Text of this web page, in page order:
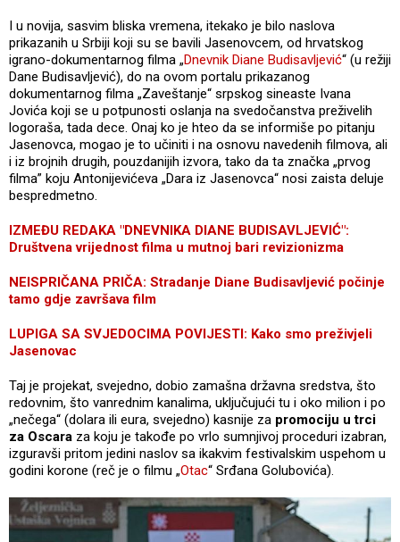
I u novija, sasvim bliska vremena, itekako je bilo naslova
prikazanih u Srbiji koji su se bavili Jasenovcem, od hrvatskog
igrano-dokumentarnog filma „Dnevnik Diane Budisavljević“ (u režiji
Dane Budisavljević), do na ovom portalu prikazanog
dokumentarnog filma „Zaveštanje“ srpskog sineaste Ivana
Jovića koji se u potpunosti oslanja na svedočanstva preživelih
logoraša, tada dece. Onaj ko je hteo da se informiše po pitanju
Jasenovca, mogao je to učiniti i na osnovu navedenih filmova, ali
i iz brojnih drugih, pouzdanijih izvora, tako da ta značka „prvog
filma” koju Antonijevićeva „Dara iz Jasenovca“ nosi zaista deluje
bespredmetno.
IZMEĐU REDAKA "DNEVNIKA DIANE BUDISAVLJEVIĆ":
Društvena vrijednost filma u mutnoj bari revizionizma
NEISPRIČANA PRIČA: Stradanje Diane Budisavljević počinje
tamo gdje završava film
LUPIGA SA SVJEDOCIMA POVIJESTI: Kako smo preživjeli
Jasenovac
Taj je projekat, svejedno, dobio zamašna državna sredstva, što
redovnim, što vanrednim kanalima, uključujući tu i oko milion i po
„nečega“ (dolara ili eura, svejedno) kasnije za promociju u trci
za Oscara za koju je takođe po vrlo sumnjivoj proceduri izabran,
izguravši pritom jedini naslov sa ikakvim festivalskim uspehom u
godini korone (reč je o filmu „Otac“ Srđana Golubovića).